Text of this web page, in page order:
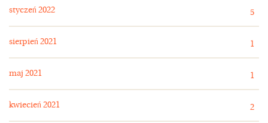
styczeń 2022 5
sierpień 2021 1
maj 2021 1
kwiecień 2021 2